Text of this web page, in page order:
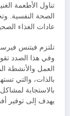
تناول الأطعمة
الصحة النفسية.
عادات الغذاء
تلتزم فيتنس
وفي هذا الصدد
العمل والأنشطة
بالذات، والتي
بالاستجابة
يهدف إلى توفير